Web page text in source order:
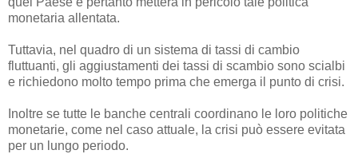
monetaria allentata.
Tuttavia, nel quadro di un sistema di tassi di cambio
fluttuanti, gli aggiustamenti dei tassi di scambio sono scialbi
e richiedono molto tempo prima che emerga il punto di crisi.
Inoltre se tutte le banche centrali coordinano le loro politiche
monetarie, come nel caso attuale, la crisi può essere evitata
per un lungo periodo.